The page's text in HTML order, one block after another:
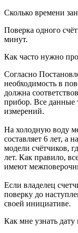
Сколько времени
Поверка одного
минут.
Как часто нужно
Согласно
необходимость в
должна
прибор. Все данные
измерений.
На холодную воду
составляет 6 лет, а
модели счётчиков,
лет. Как правило,
имеют
Если владелец
поверку до
своей инициативе.
Как мне узнать